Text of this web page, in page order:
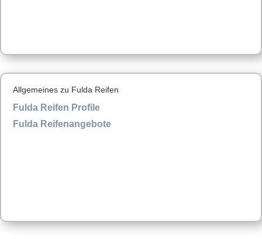
Allgemeines zu Fulda Reifen
Fulda Reifen Profile
Fulda Reifenangebote